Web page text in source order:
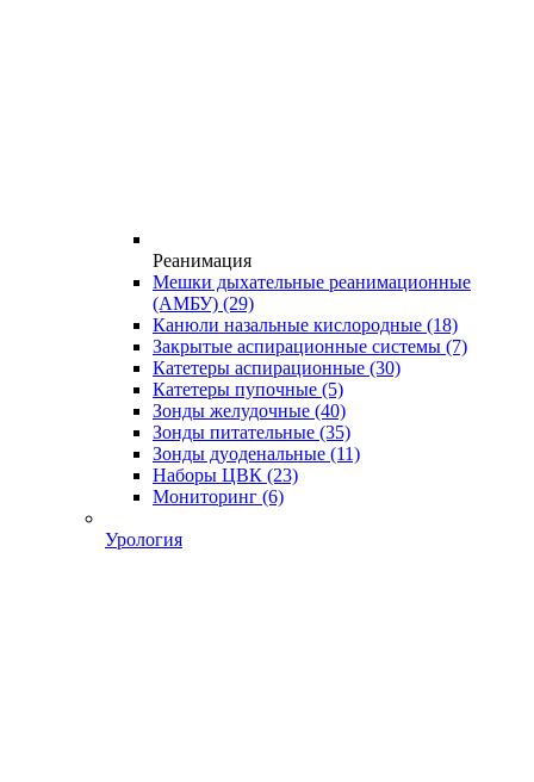
Реанимация
Мешки дыхательные реанимационные
(АМБУ) (29)
Канюли назальные кислородные (18)
Закрытые аспирационные системы (7)
Катетеры аспирационные (30)
Катетеры пупочные (5)
Зонды желудочные (40)
Зонды питательные (35)
Зонды дуоденальные (11)
Наборы ЦВК (23)
Мониторинг (6)
Урология